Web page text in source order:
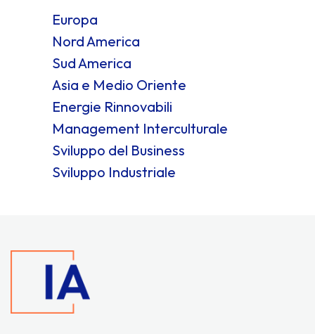
Europa
Nord America
Sud America
Asia e Medio Oriente
Energie Rinnovabili
Management Interculturale
Sviluppo del Business
Sviluppo Industriale